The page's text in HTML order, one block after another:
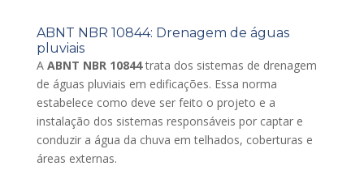
ABNT NBR 10844: Drenagem de águas
pluviais
A ABNT NBR 10844trata dos sistemas de drenagem
de águas pluviais em edificações. Essa norma
estabelece como deve ser feito o projeto e a
instalação dos sistemas responsáveis por captar e
conduzir a água da chuva em telhados, coberturas e
áreas externas.